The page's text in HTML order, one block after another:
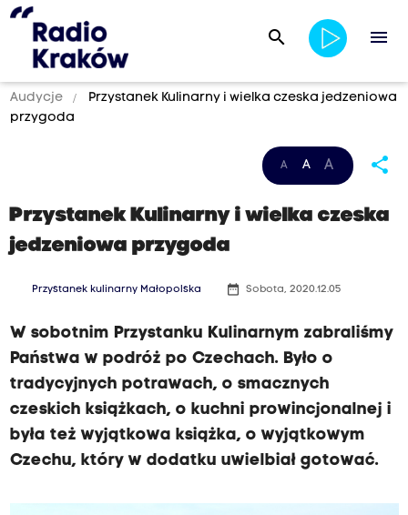
search menu
Audycje
Przystanek Kulinarny i wielka czeska jedzeniowa
przygoda
A A A share
Przystanek Kulinarny i wielka czeska
jedzeniowa przygoda
Przystanek kulinarny Małopolska date_range Sobota, 2020.12.05
W sobotnim Przystanku Kulinarnym zabraliśmy
Państwa w podróż po Czechach. Było o
tradycyjnych potrawach, o smacznych
czeskich książkach, o kuchni prowincjonalnej i
była też wyjątkowa książka, o wyjątkowym
Czechu, który w dodatku uwielbiał gotować.